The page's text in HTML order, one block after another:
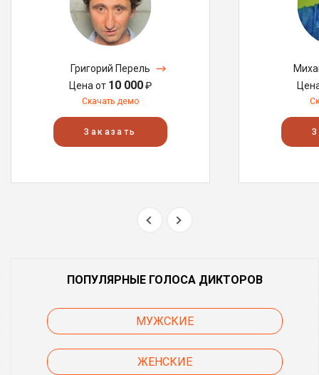
Григорий Перель
Цена от 10 000₽
Скачать демо
Заказать
ПОПУЛЯРНЫЕ ГОЛОСА ДИКТОРОВ
МУЖСКИЕ
ЖЕНСКИЕ